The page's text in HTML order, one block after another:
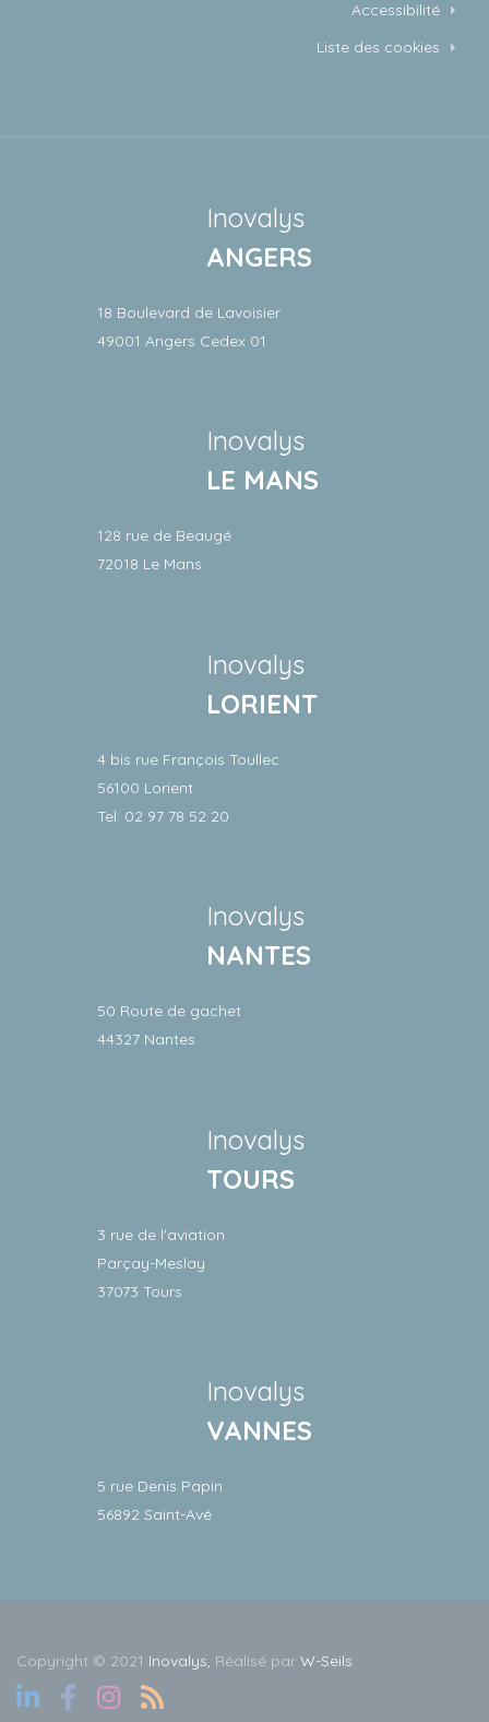
Accessibilité
Liste des cookies
Inovalys
ANGERS
18 Boulevard de Lavoisier
49001 Angers Cedex 01
Inovalys
LE MANS
128 rue de Beaugé
72018 Le Mans
Inovalys
LORIENT
4 bis rue François Toullec
56100 Lorient
Tel: 02 97 78 52 20
Inovalys
NANTES
50 Route de gachet
44327 Nantes
Inovalys
TOURS
3 rue de l'aviation
Parçay-Meslay
37073 Tours
Inovalys
VANNES
5 rue Denis Papin
56892 Saint-Avé
Copyright © 2021 Inovalys, Réalisé par W-Seils